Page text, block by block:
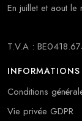
En juillet et aout
T.V.A :
INFORMATIONS
Conditions
Vie privée GDPR